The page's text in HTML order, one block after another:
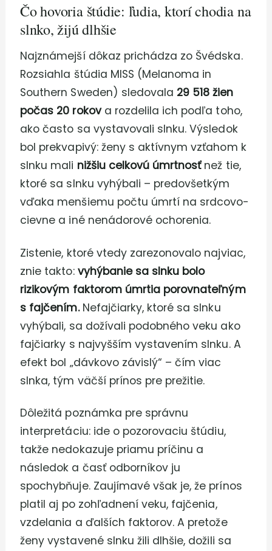
Čo hovoria štúdie: ľudia, ktorí chodia na
slnko, žijú dlhšie
Najznámejší dôkaz prichádza zo Švédska.
Rozsiahla štúdia MISS (Melanoma in
Southern Sweden) sledovala 29 518 žien
počas 20 rokova rozdelila ich podľa toho,
ako často sa vystavovali slnku. Výsledok
bol prekvapivý: ženy s aktívnym vzťahom k
slnku mali nižšiu celkovú úmrtnosťnež tie,
ktoré sa slnku vyhýbali – predovšetkým
vďaka menšiemu počtu úmrtí na srdcovo-
cievne a iné nenádorové ochorenia.
Zistenie, ktoré vtedy zarezonovalo najviac,
znie takto: vyhýbanie sa slnku bolo
rizikovým faktorom úmrtia porovnateľným
s fajčením.Nefajčiarky, ktoré sa slnku
vyhýbali, sa dožívali podobného veku ako
fajčiarky s najvyšším vystavením slnku. A
efekt bol „dávkovo závislý“ – čím viac
slnka, tým väčší prínos pre prežitie.
Dôležitá poznámka pre správnu
interpretáciu: ide o pozorovaciu štúdiu,
takže nedokazuje priamu príčinu a
následok a časť odborníkov ju
spochybňuje. Zaujímavé však je, že prínos
platil aj po zohľadnení veku, fajčenia,
vzdelania a ďalších faktorov. A pretože
ženy vystavené slnku žili dlhšie, dožili sa